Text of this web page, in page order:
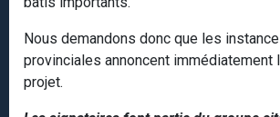
Nous demandons donc que les
provinciales annoncent immédiatement
projet.